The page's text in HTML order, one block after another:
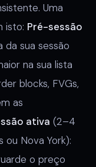
Uma
isto: Pré-sessão
sua sessão
na sua lista
blocks, FVGs,
as
ativa (2–4
ou Nova York):
o preço